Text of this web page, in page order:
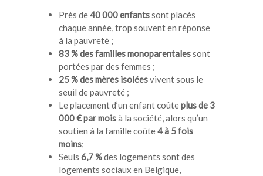
Près de40 000 enfantssont placés
chaque année, trop souvent en réponse
à la pauvreté ;
83 % des familles monoparentalessont
portées par des femmes ;
25 % des mères isoléesvivent sous le
seuil de pauvreté ;
Le placement d’un enfant coûteplus de 3
000 € par moisà la société, alors qu’un
soutien à la famille coûte4 à 5 fois
moins;
Seuls 6,7 %des logements sont des
logements sociaux en Belgique,